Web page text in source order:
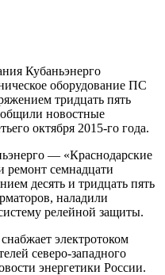
Кубаньэнерго
оборудование ПС
тридцать пять
новостные
октября 2015-го года.
— «Краснодарские
ремонт семнадцати
десять и тридцать пять
наладили
релейной защиты.
электротоком
северо-западного
энергетики России.